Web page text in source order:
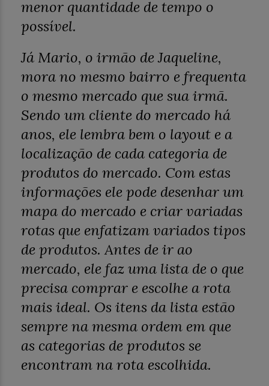
menor quantidade de tempo o
possível.
Já Mario, o irmão de Jaqueline,
mora no mesmo bairro e frequenta
o mesmo mercado que sua irmã.
Sendo um cliente do mercado há
anos, ele lembra bem o layout e a
localização de cada categoria de
produtos do mercado. Com estas
informações ele pode desenhar um
mapa do mercado e criar variadas
rotas que enfatizam variados tipos
de produtos. Antes de ir ao
mercado, ele faz uma lista de o que
precisa comprar e escolhe a rota
mais ideal. Os itens da lista estão
sempre na mesma ordem em que
as categorias de produtos se
encontram na rota escolhida.